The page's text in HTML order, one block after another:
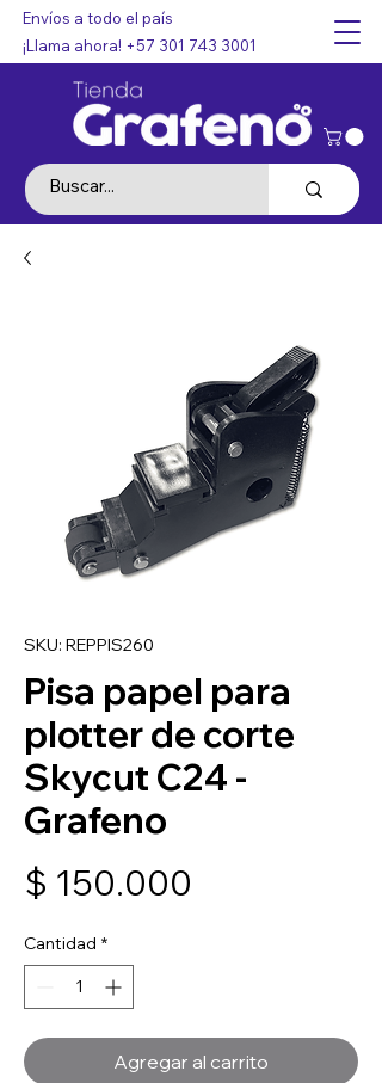
Envíos a todo el país
¡Llama ahora! +57 301 743 3001
SKU: REPPIS260
Pisa papel para
plotter de corte
Skycut C24 -
Grafeno
$ 150.000
Cantidad *
Agregar al carrito